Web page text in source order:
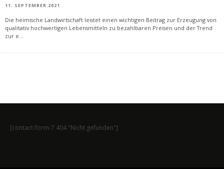
11. SEPTEMBER 2021
Die heimische Landwirtschaft leistet einen wichtigen Beitrag zur Erzeugung von
qualitativ hochwertigen Lebensmitteln zu bezahlbaren Preisen und der Trend
zur e...
[contact-form-7 404 "Nicht gefunden"]